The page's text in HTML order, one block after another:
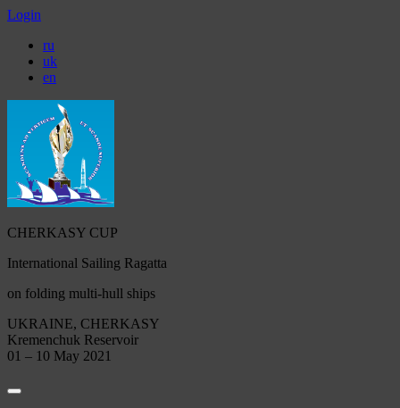
Login
ru
uk
en
CHERKASY CUP
International Sailing Ragatta
on folding multi-hull ships
UKRAINE, CHERKASY
Kremenchuk Reservoir
01 – 10 May 2021